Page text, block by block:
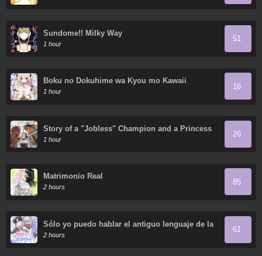
Sundome!! Milky Way
1 hour
51
Boku no Dokuhime wa Kyou mo Kawaii
1 hour
16
Story of a "Jobless" Champion and a Princess
Who Together Find Their Happiness
1 hour
26
Matrimonio Real
2 hours
85
Sólo yo puedo hablar el antiguo lenguaje de la
magia
2 hours
61